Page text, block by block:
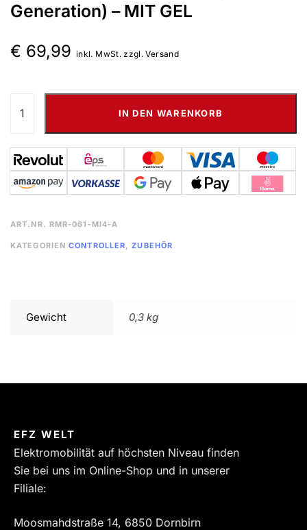
Generation) – MIT GEL
€ 69,99 inkl. MwSt. zzgl. Versand
IN DEN WARENKORB
ART.NR. RMR-061-MI4-A
KATEGORIEN CONTROLLER,ZUBEHÖR
Gewicht 0,3 kg
EFZ WELT
Elektromobilität auf höchsten Niveau finden
Sie bei uns im Online-Shop und in unserer
Filiale:
Moosmahdstraße 14, 6850 Dornbirn